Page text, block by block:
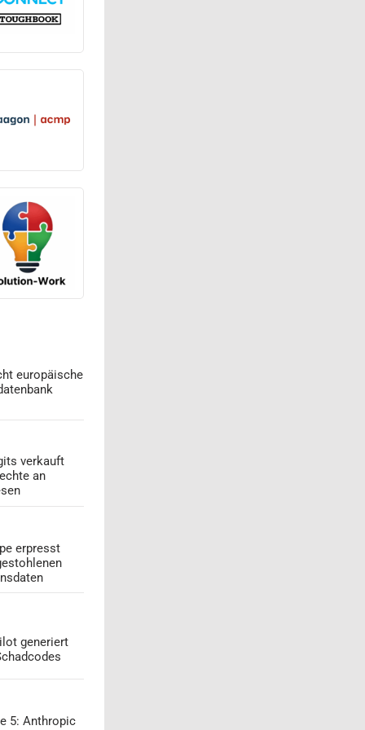
europäische
verkauft
an
erpresst
generiert
5: Anthropic